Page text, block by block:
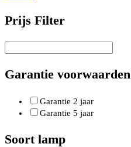
Prijs Filter
Garantie voorwaarden
Garantie 2 jaar
Garantie 5 jaar
Soort lamp